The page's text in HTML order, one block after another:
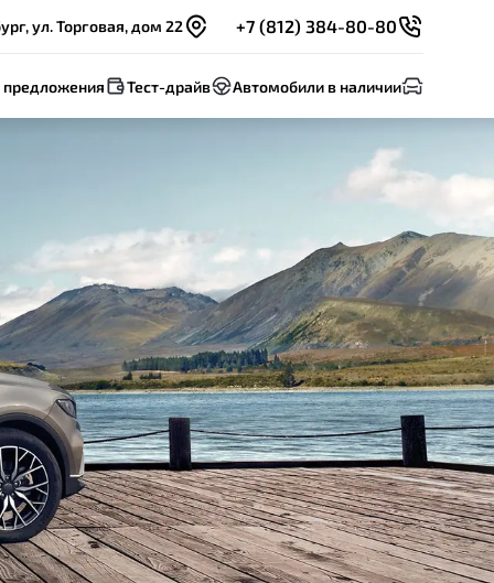
ул. Торговая, дом 22 +7 (812) 384-80-80
Тест-драйв Автомобили в наличии